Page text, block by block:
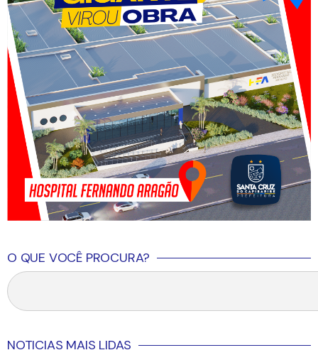
O QUE VOCÊ PROCURA?
NOTICIAS MAIS LIDAS